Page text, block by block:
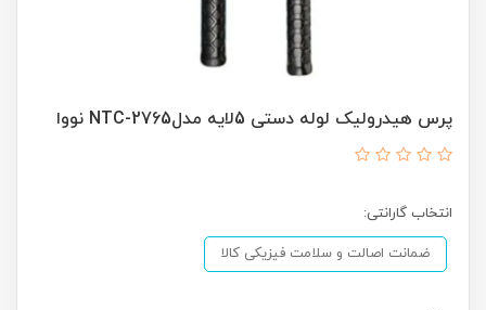
پرس هیدرولیک لوله دستی 5لایه مدلNTC-2765 نووا
انتخاب گارانتی:
ضمانت اصالت و سلامت فیزیکی کالا